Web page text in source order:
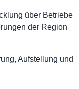
über Betriebe
der Region
Aufstellung und